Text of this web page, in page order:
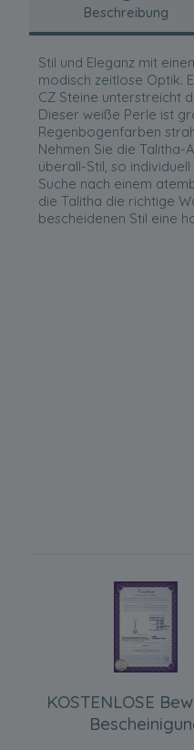
Beschreibung
Stil und Eleganz mit
modisch zeitlose Optik.
CZ Steine unterstreicht
Dieser weiße Perle ist
Regenbogenfarben
Nehmen Sie die
überall-Stil, so
Suche nach einem
die Talitha die richtige
bescheidenen Stil eine
KOSTENLOSE